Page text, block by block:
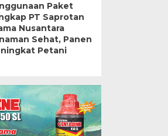
Paket
PT Saprotan
Nusantara
Sehat, Panen
Petani